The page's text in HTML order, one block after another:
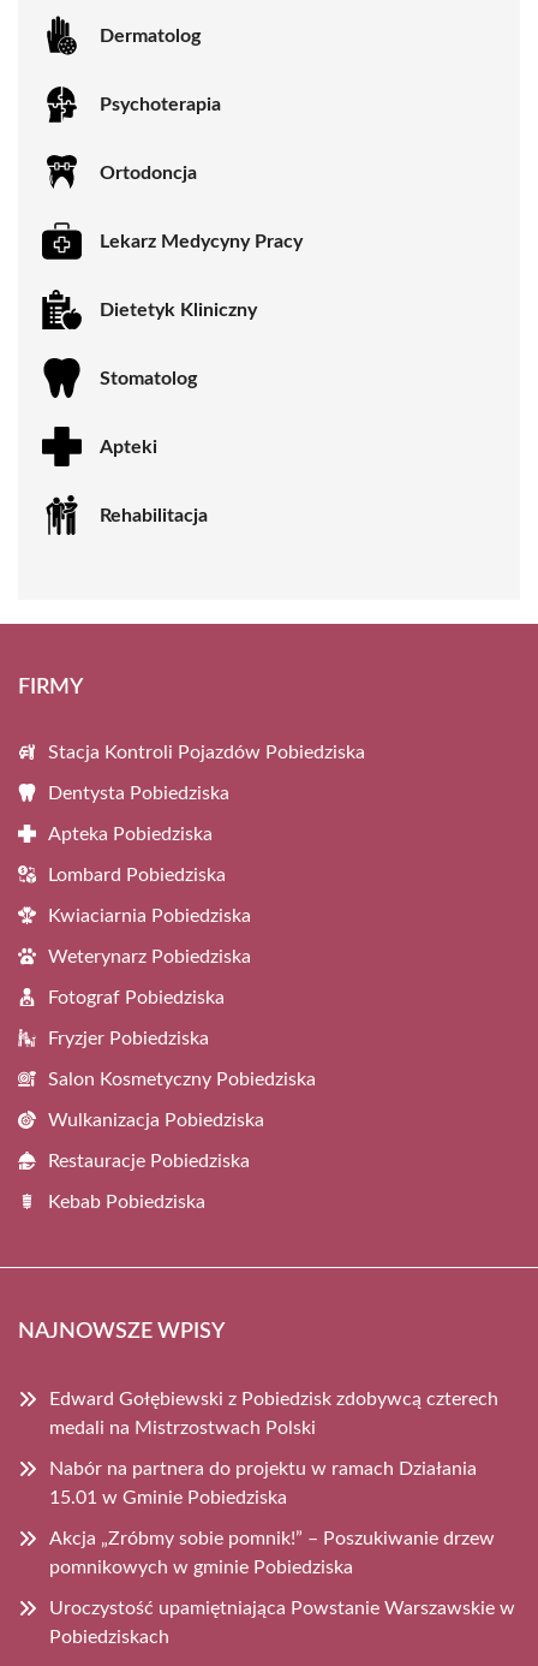
Dermatolog
Psychoterapia
Ortodoncja
Lekarz Medycyny Pracy
Dietetyk Kliniczny
Stomatolog
Apteki
Rehabilitacja
FIRMY
Stacja Kontroli Pojazdów Pobiedziska
Dentysta Pobiedziska
Apteka Pobiedziska
Lombard Pobiedziska
Kwiaciarnia Pobiedziska
Weterynarz Pobiedziska
Fotograf Pobiedziska
Fryzjer Pobiedziska
Salon Kosmetyczny Pobiedziska
Wulkanizacja Pobiedziska
Restauracje Pobiedziska
Kebab Pobiedziska
NAJNOWSZE WPISY
Edward Gołębiewski z Pobiedzisk zdobywcą czterech
medali na Mistrzostwach Polski
Nabór na partnera do projektu w ramach Działania
15.01 w Gminie Pobiedziska
Akcja „Zróbmy sobie pomnik!” – Poszukiwanie drzew
pomnikowych w gminie Pobiedziska
Uroczystość upamiętniająca Powstanie Warszawskie w
Pobiedziskach